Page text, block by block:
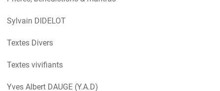
Sylvain DIDELOT
Textes Divers
Textes vivifiants
Yves Albert DAUGE (Y.A.D)